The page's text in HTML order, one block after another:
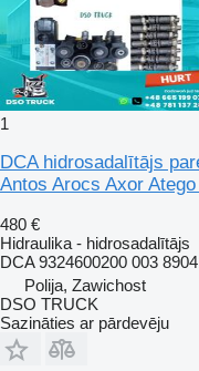
1
DCA hidrosadalītājs
Antos Arocs Axor
480 €
Hidraulika - hidrosadalītājs
DCA 9324600200 003
Polija, Zawichost
DSO TRUCK
Sazināties ar pārdevēju